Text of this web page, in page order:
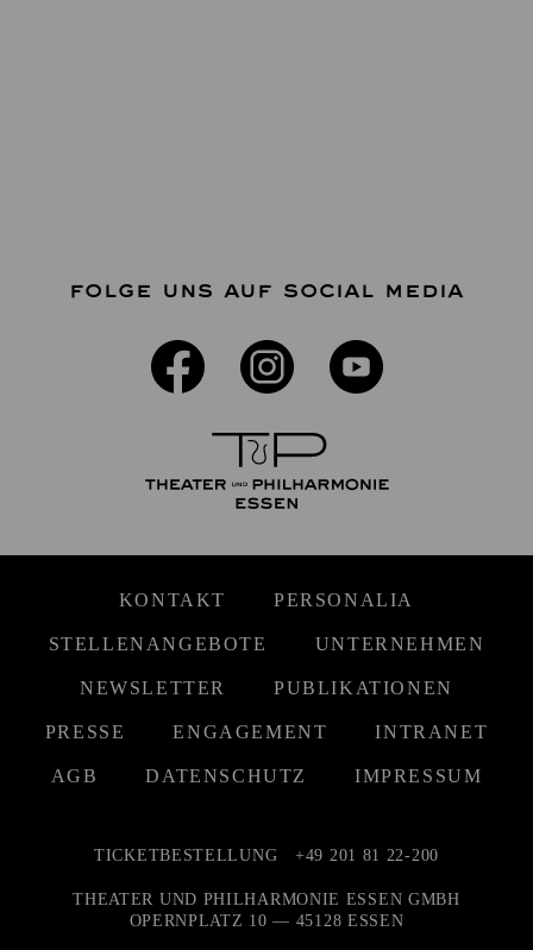
FOLGE UNS AUF SOCIAL MEDIA
KONTAKT PERSONALIA
STELLENANGEBOTE UNTERNEHMEN
NEWSLETTER PUBLIKATIONEN
PRESSE ENGAGEMENT INTRANET
AGB DATENSCHUTZ IMPRESSUM
TICKETBESTELLUNG +49 201 81 22-200
THEATER UND PHILHARMONIE ESSEN GMBH
OPERNPLATZ 10 — 45128 ESSEN